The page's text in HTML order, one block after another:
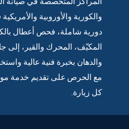
والكورية والأوروبية
دورية شاملة، فحص أعطال
المكيّف، المحرك والقير، إلى
والدهان بخبرة فنية عالية
مع الحرص على تقديم خدمة
كل زيارة.